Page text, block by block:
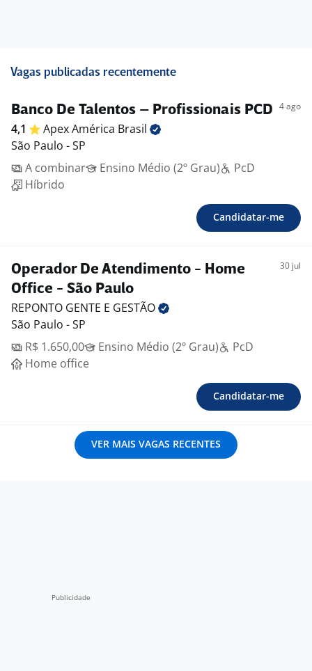
Vagas publicadas recentemente
Banco De Talentos – Profissionais PCD 4 ago
4,1 Apex América Brasil
São Paulo - SP
A combinar
Ensino Médio (2º Grau)
PcD
Híbrido
Candidatar-me
Operador De Atendimento - Home
Office - São Paulo
30 jul
REPONTO GENTE E GESTÃO
São Paulo - SP
R$ 1.650,00
Ensino Médio (2º Grau)
PcD
Home office
Candidatar-me
VER MAIS VAGAS RECENTES